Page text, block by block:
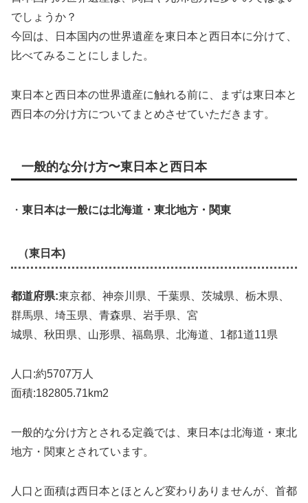
でしょうか？
今回は、日本国内の世界遺産を東日本と西日本に分けて、
比べてみることにしました。
東日本と西日本の世界遺産に触れる前に、まずは東日本と
西日本の分け方についてまとめさせていただきます。
一般的な分け方〜東日本と西日本
・ 東日本は一般には北海道・東北地方・関東
（東日本)
都道府県:東京都、神奈川県、千葉県、茨城県、栃木県、
群馬県、埼玉県、青森県、岩手県、宮
城県、秋田県、山形県、福島県、北海道、1都1道11県
人口:約5707万人
面積:182805.71km2
一般的な分け方とされる定義では、東日本は北海道・東北
地方・関東とされています。
人口と面積は西日本とほとんど変わりありませんが、首都